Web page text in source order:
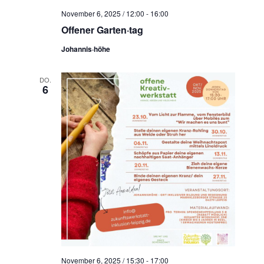
d
A
n
s
i
c
h
t
e
n
,
v
i
g
a
t
i
o
n
Offener Garten·tag
November 6, 2025 / 12:00 - 16:00
Johannis·höhe
DO.
6
November 6, 2025 / 15:30 - 17:00